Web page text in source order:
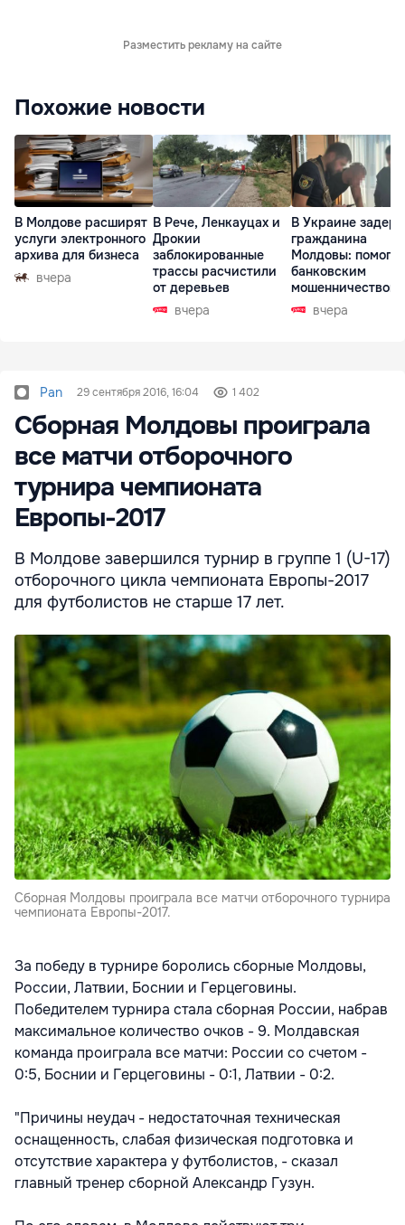
Разместить рекламу на сайте
Похожие новости
В Молдове расширят
услуги электронного
архива для бизнеса
вчера
В Рече, Ленкауцах и
Дрокии
заблокированные
трассы расчистили
от деревьев
вчера
В Украине
гражданина
Молдовы:
банковским
мошенничеством
Чехиивчера
Pan 29 сентября 2016, 16:04 1 402
Сборная Молдовы проиграла
все матчи отборочного
турнира чемпионата
Европы-2017
В Молдове завершился турнир в группе 1 (U-17)
отборочного цикла чемпионата Европы-2017
для футболистов не старше 17 лет.
Сборная Молдовы проиграла все матчи отборочного турнира
чемпионата Европы-2017.
За победу в турнире боролись сборные Молдовы,
России, Латвии, Боснии и Герцеговины.
Победителем турнира стала сборная России, набрав
максимальное количество очков - 9. Молдавская
команда проиграла все матчи: России со счетом -
0:5, Боснии и Герцеговины - 0:1, Латвии - 0:2.
"Причины неудач - недостаточная техническая
оснащенность, слабая физическая подготовка и
отсутствие характера у футболистов, - сказал
главный тренер сборной Александр Гузун.